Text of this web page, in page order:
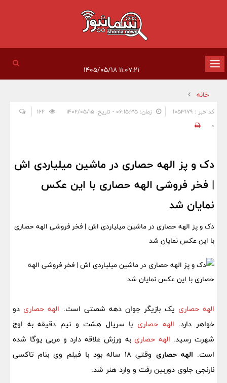
تغییر
وضعیت
ناوبری
خانه
کد خبر : 1053179 زمان: ۰۶:۱۵:۳۵ - تاریخ: ۱۴۰۲/۰۵/۱۵
0
دک و پز الهه حصاری در ماشین میلیاردی اش
| فخر فروشی الهه حصاری با این عکس
نمایان شد
دک و پز الهه حصاری در ماشین میلیاردی اش | فخر فروشی الهه حصاری
با این عکس نمایان شد
الهه حصاری یک بازیگر جوان دهه شصتی است. الهه حصاریدو
خواهر دارد. الهه حصاریبا سریال هشت و نیم دقیقه به اوج
شهرت رسید. الهه حصاریبه ورزش علاقه دارد و مربی یوگا شده
است. الهه حصاری
وقتی 18 ساله بود با فیلم وی بنام تاکسی
نارنجی جلوی دوربین رفت و وارد هنر شد.